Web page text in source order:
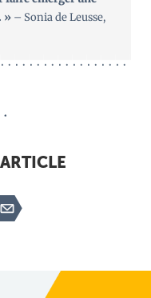
» – Sonia de Leusse,